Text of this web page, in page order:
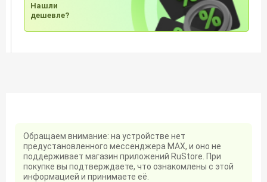
Нашли
дешевле?
Обращаем внимание: на устройстве нет
предустановленного мессенджера MAX, и оно не
поддерживает магазин приложений RuStore. При
покупке вы подтверждаете, что ознакомлены с этой
информацией и принимаете её.